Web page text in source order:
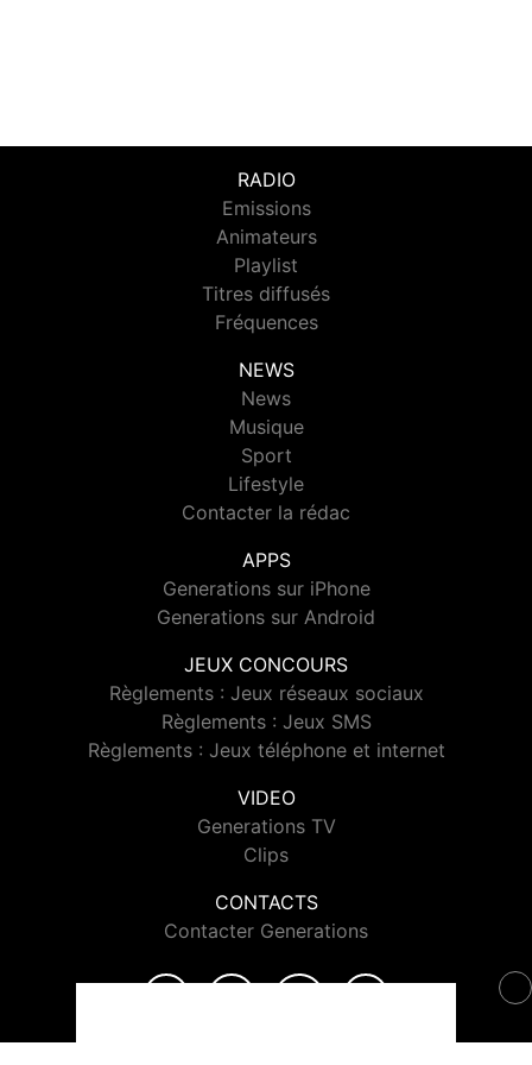
RADIO
Emissions
Animateurs
Playlist
Titres diffusés
Fréquences
NEWS
News
Musique
Sport
Lifestyle
Contacter la rédac
APPS
Generations sur iPhone
Generations sur Android
JEUX CONCOURS
Règlements : Jeux réseaux sociaux
Règlements : Jeux SMS
Règlements : Jeux téléphone et internet
VIDEO
Generations TV
Clips
CONTACTS
Contacter Generations